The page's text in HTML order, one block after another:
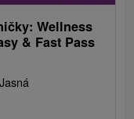
Wellness
& Fast Pass